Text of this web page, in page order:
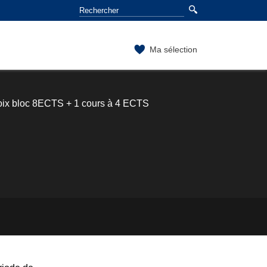
Ma sélection
bloc 8ECTS + 1 cours à 4 ECTS